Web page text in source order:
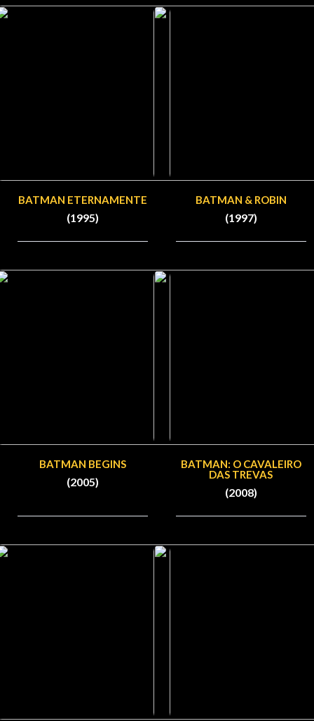
BATMAN ETERNAMENTE
(1995)
BATMAN & ROBIN
(1997)
BATMAN BEGINS
(2005)
BATMAN: O CAVALEIRO
DAS TREVAS
(2008)